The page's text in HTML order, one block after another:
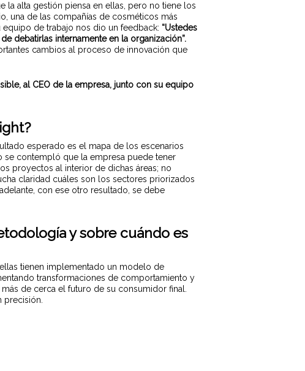
la alta gestión piensa en ellas, pero no tiene los
una de las compañías de cosméticos más
de trabajo nos dio un feedback: “Ustedes
debatirlas internamente en la organización”.
cambios al proceso de innovación que
al CEO de la empresa, junto con su equipo
esperado es el mapa de los escenarios
se contempló que la empresa puede tener
proyectos al interior de dichas áreas; no
claridad cuáles son los sectores priorizados
con ese otro resultado, se debe
y sobre cuándo es
tienen implementado un modelo de
transformaciones de comportamiento y
de cerca el futuro de su consumidor final.
precisión.